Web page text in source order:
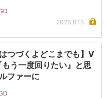
2025.8.13
はつづくよどこまでも】V
う一度回りたい』と思
ファーに